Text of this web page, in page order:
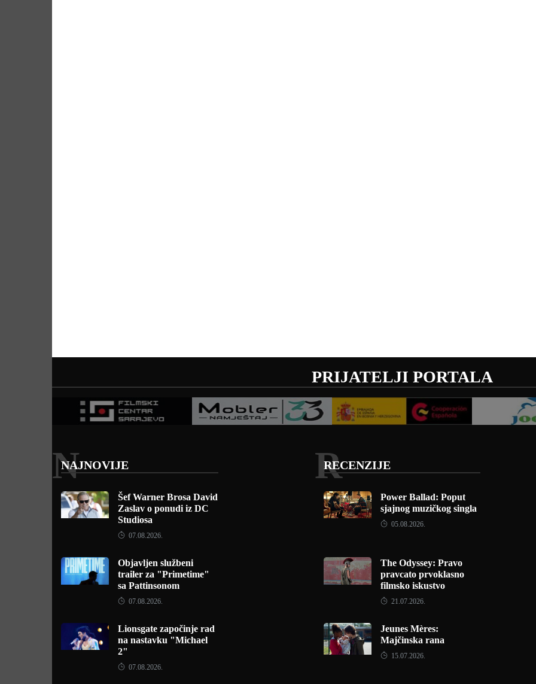
PRIJATELJI PORTALA
NAJNOVIJE
N
Šef Warner Brosa David
Zaslav o ponudi iz DC
Studiosa
07.08.2026.
Objavljen službeni
trailer za "Primetime"
sa Pattinsonom
07.08.2026.
Lionsgate započinje rad
na nastavku "Michael
2"
07.08.2026.
RECENZIJE
R
Power Ballad: Poput
sjajnog muzičkog singla
05.08.2026.
The Odyssey: Pravo
pravcato prvoklasno
filmsko iskustvo
21.07.2026.
Jeunes Mères:
Majčinska rana
15.07.2026.